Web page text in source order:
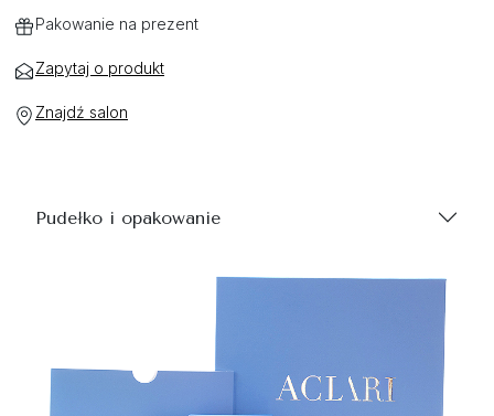
Pakowanie na prezent
Zapytaj o produkt
Znajdź salon
Pudełko i opakowanie